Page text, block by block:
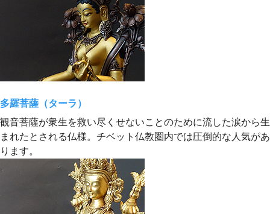
多羅菩薩（ターラ）
観音菩薩が衆生を救い尽くせないことのために流した涙から生
まれたとされる仏様。チベット仏教圏内では圧倒的な人気があ
ります。